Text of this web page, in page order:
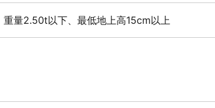
量2.50t以下、最低地上高15cm以上